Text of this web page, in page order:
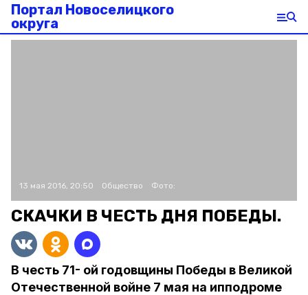
Портал Новоселицкого
округа
13 мая 2016, 20:50 Общество Фото:
СКАЧКИ В ЧЕСТЬ ДНЯ ПОБЕДЫ.
В честь 71- ой годовщины Победы в Великой
Отечественной войне 7 мая на ипподроме